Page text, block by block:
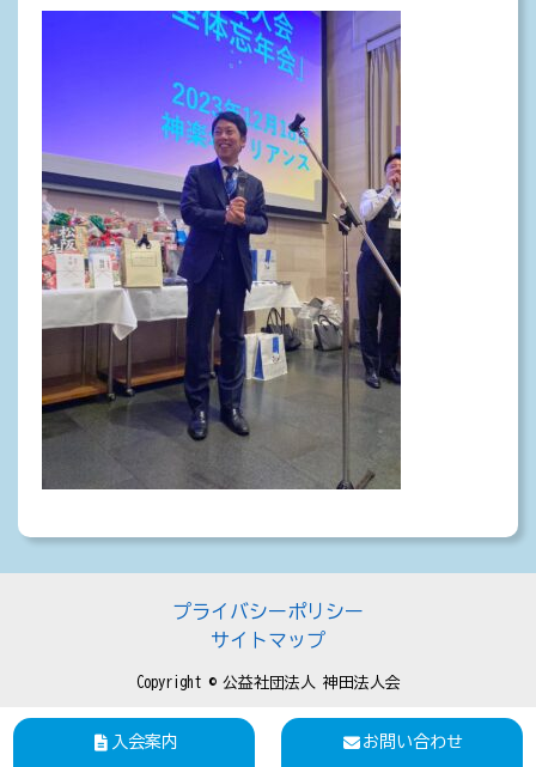
入会案内 お問い合わせ
プライバシーポリシー
サイトマップ
Copyright © 公益社団法人 神田法人会